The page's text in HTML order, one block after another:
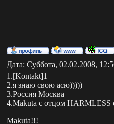
Дата: Суббота, 02.02.2008,
1.[Kontakt]1
2.я знаю свою асю)))))
3.Россия Москва
4.Makuta с отцом HARMLESS
Makuta!!!